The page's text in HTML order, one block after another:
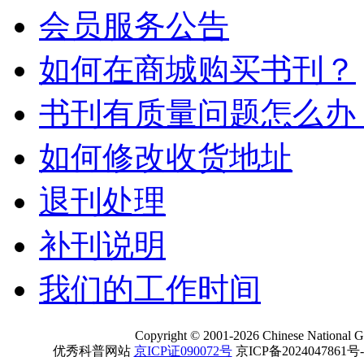
会员服务公告
如何在商城购买书刊？
书刊有质量问题怎么办
如何修改收货地址
退刊处理
补刊说明
我们的工作时间
Copyright ©2001-2026 Chinese National
优秀科普网站 京ICP证090072号京ICP备2024047861